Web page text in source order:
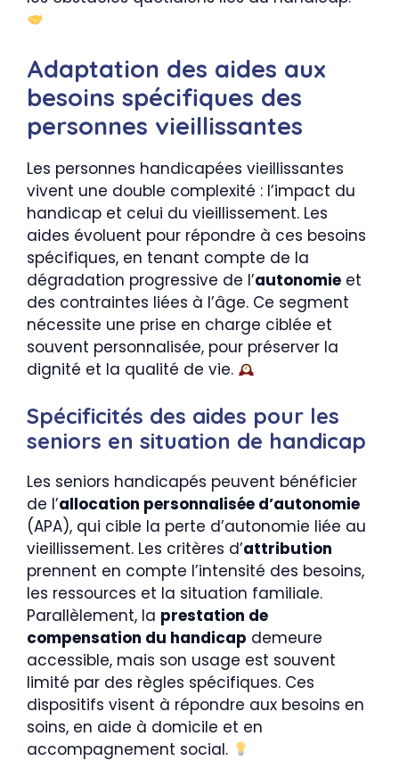
Adaptation des aides aux
besoins spécifiques des
personnes vieillissantes
Les personnes handicapées vieillissantes
vivent une double complexité : l’impact du
handicap et celui du vieillissement. Les
aides évoluent pour répondre à ces besoins
spécifiques, en tenant compte de la
dégradation progressive de l’autonomie et
des contraintes liées à l’âge. Ce segment
nécessite une prise en charge ciblée et
souvent personnalisée, pour préserver la
dignité et la qualité de vie.
Spécificités des aides pour les
seniors en situation de handicap
Les seniors handicapés peuvent bénéficier
de l’allocation personnalisée d’autonomie
(APA), qui cible la perte d’autonomie liée au
vieillissement. Les critères d’attribution
prennent en compte l’intensité des besoins,
les ressources et la situation familiale.
Parallèlement, la prestation de
compensation du handicap demeure
accessible, mais son usage est souvent
limité par des règles spécifiques. Ces
dispositifs visent à répondre aux besoins en
soins, en aide à domicile et en
accompagnement social.